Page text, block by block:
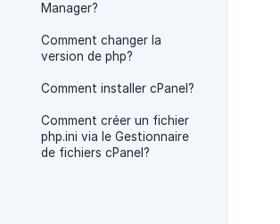
Manager?
Comment changer la
version de php?
Comment installer cPanel?
Comment créer un fichier
php.ini via le Gestionnaire
de fichiers cPanel?